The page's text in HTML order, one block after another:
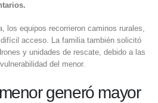
los equipos recorrieron caminos rurales,
acceso. La familia también solicitó
y unidades de rescate, debido a las
del menor.
generó mayor